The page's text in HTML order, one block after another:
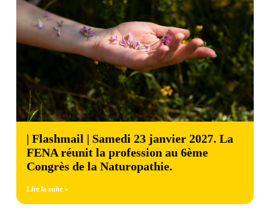
| Flashmail | Samedi 23 janvier 2027. La
FENA réunit la profession au 6ème
Congrès de la Naturopathie.
Lire la suite »